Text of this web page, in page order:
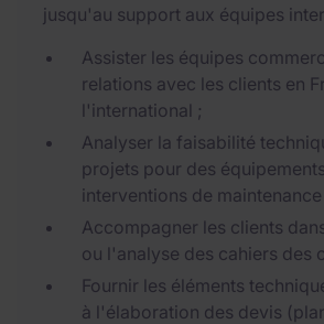
jusqu'au support aux équipes
Assister les équipes
relations avec les clients en
l'international ;
Analyser la faisabilité
projets pour des
interventions de maintenance
Accompagner les clients
ou l'analyse des cahiers des
Fournir les éléments
à l'élaboration des devis